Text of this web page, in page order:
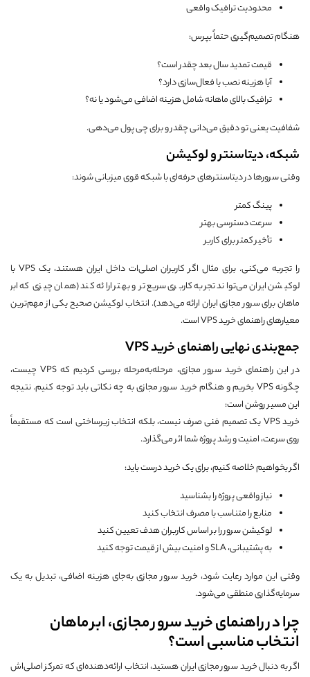
محدودیت ترافیک واقعی
هنگام تصمیم‌گیری حتماً بپرس:
قیمت تمدید سال بعد چقدر است؟
آیا هزینه نصب یا فعال‌سازی دارد؟
ترافیک بالای ماهانه شامل هزینه اضافی می‌شود یا نه؟
شفافیت یعنی تو دقیق می‌دانی چقدر و برای چی پول می‌دهی.
شبکه، دیتاسنتر و لوکیشن
وقتی سرورها در دیتاسنترهای حرفه‌ای با شبکه قوی میزبانی شوند:
پینگ کمتر
سرعت دسترسی بهتر
تأخیر کمتر برای کاربر
را تجربه می‌کنی. برای مثال اگر کاربران اصلی‌ات داخل ایران هستند، یک VPS با
لوکیشن ایران می‌تواند تجربه کاربری سریع‌تر و بهتر ارائه کند (همان چیزی که ابر
ماهان برای سرور مجازی ایران ارائه می‌دهد). انتخاب لوکیشن صحیح یکی از مهم‌ترین
معیارهای راهنمای خرید VPS است.
جمع‌بندی نهایی راهنمای خرید VPS
در این راهنمای خرید سرور مجازی، مرحله‌به‌مرحله بررسی کردیم که VPS چیست،
چگونه VPS بخریم و هنگام خرید سرور مجازی به چه نکاتی باید توجه کنیم. نتیجه
این مسیر روشن است:
خرید VPS یک تصمیم فنی صرف نیست، بلکه انتخاب زیرساختی است که مستقیماً
روی سرعت، امنیت و رشد پروژه شما اثر می‌گذارد.
اگر بخواهیم خلاصه کنیم، برای یک خرید درست باید:
نیاز واقعی پروژه را بشناسید
منابع را متناسب با مصرف انتخاب کنید
لوکیشن سرور را بر اساس کاربران هدف تعیین کنید
به پشتیبانی، SLA و امنیت بیش از قیمت توجه کنید
وقتی این موارد رعایت شود، خرید سرور مجازی به‌جای هزینه اضافی، تبدیل به یک
سرمایه‌گذاری منطقی می‌شود.
چرا در راهنمای خرید سرور مجازی، ابر ماهان
انتخاب مناسبی است؟
اگر به دنبال خرید سرور مجازی ایران هستید، انتخاب ارائه‌دهنده‌ای که تمرکز اصلی‌اش